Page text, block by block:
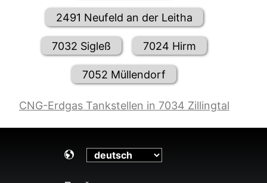
2491 Neufeld an der Leitha
7032 Sigleß 7024 Hirm
7052 Müllendorf
CNG-Erdgas Tankstellen in 7034 Zillingtal